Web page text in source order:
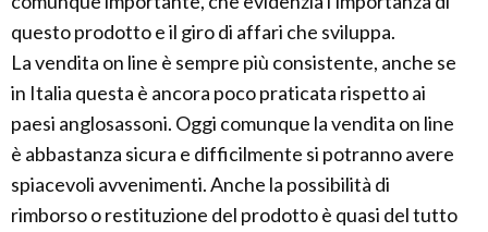
questo prodotto e il giro di affari che sviluppa.
La vendita on line è sempre più consistente, anche se
in Italia questa è ancora poco praticata rispetto ai
paesi anglosassoni. Oggi comunque la vendita on line
è abbastanza sicura e difficilmente si potranno avere
spiacevoli avvenimenti. Anche la possibilità di
rimborso o restituzione del prodotto è quasi del tutto